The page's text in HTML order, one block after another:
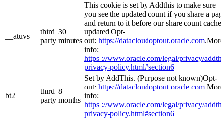
__atuvs
third
party
30
minutes
This cookie is set by Addthis to make sure
you see the updated count if you share a
and return to it before our share count
updated.Opt-
out: https://datacloudoptout.oracle.com
info:
https ://www.oracle.com/legal/privacy/
privacy-policy.html#section6
bt2
third
party
8
months
Set by AddThis. (Purpose not known)Opt-
out: https://datacloudoptout.oracle.com
info:
https ://www.oracle.com/legal/privacy/
privacy-policy.html#section6